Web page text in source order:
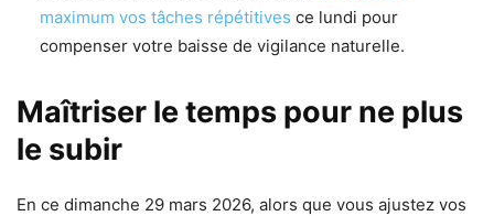
maximum vos tâches répétitives ce lundi pour
compenser votre baisse de vigilance naturelle.
Maîtriser le temps pour ne plus
le subir
En ce dimanche 29 mars 2026, alors que vous ajustez vos